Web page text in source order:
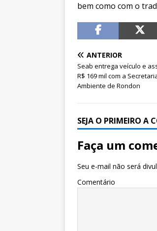
bem como com o
ANTERIOR
Seab entrega veículo e
R$ 169 mil com a
Ambiente de Rondon
SEJA O PRIMEIRO A
Faça um
Seu e-mail não será
Comentário